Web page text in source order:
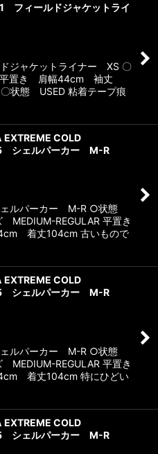
ィールドジャケットライ
ジャケットライナー XS 〇
置き 肩幅44cm 袖丈
状態 USED 粘着テープ痕
COLD
シェルパーカー M-R
ルパーカー M-R ○状態
MEDIUM-REGULAR 平置き
着丈104cm 古いもので
COLD
シェルパーカー M-R
ルパーカー M-R ○状態
MEDIUM-REGULAR 平置き
着丈104cm 特にひどい
COLD
シェルパーカー M-R